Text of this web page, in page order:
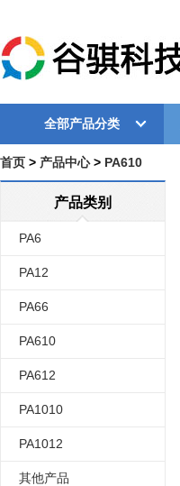
全部产品分类
首页 > 产品中心> PA610
产品类别
PA6
PA12
PA66
PA610
PA612
PA1010
PA1012
其他产品